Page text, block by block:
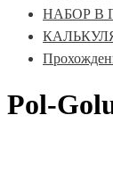
НАБОР В
Pol-